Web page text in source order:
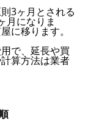
3ヶ月とされる
月になりま
に移ります。
で、延長や買
算方法は業者